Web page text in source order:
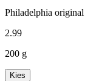
Philadelphia original
2.99
200 g
Kies